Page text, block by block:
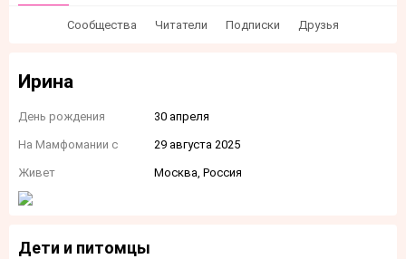
Сообщества Читатели Подписки Друзья
Ирина
День рождения 30 апреля
На Мамфомании с 29 августа 2025
Живет Москва, Россия
Дети и питомцы